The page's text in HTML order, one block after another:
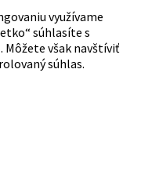
využívame
súhlasíte s
Môžete však navštíviť
súhlas.